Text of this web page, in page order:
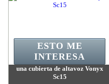
una cubierta de altavoz Vonyx
Sc15
ESTO ME
INTERESA